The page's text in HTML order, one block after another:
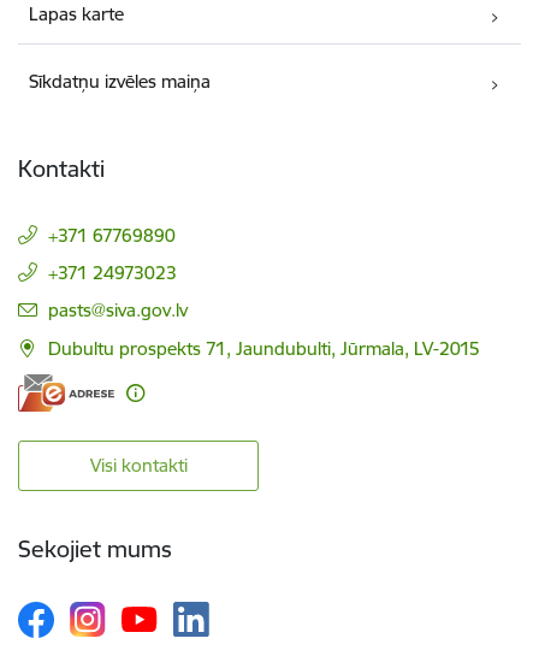
Lapas karte
Sīkdatņu izvēles maiņa
Kontakti
+371 67769890
+371 24973023
E-pasts:
pasts@siva.gov.lv
Dubultu prospekts 71, Jaundubulti, Jūrmala, LV-2015
Visi kontakti
Sekojiet mums